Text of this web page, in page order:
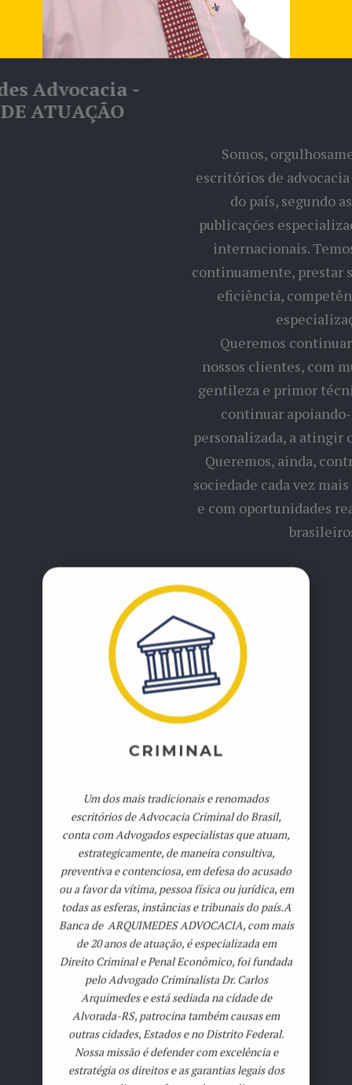
Arquimedes Advocacia -
ÁREAS DE ATUAÇÃO
Somos, orgulhosamente, um dos
escritórios de advocacia mais admirados
do país, segundo as principais
publicações especializadas, nacionais e
internacionais. Temos a missão de,
continuamente, prestar serviços com alta
eficiência, competência técnica e
Queremos continuar encantando os
nossos clientes, com muita dedicação,
gentileza e primor técnico e desejamos
continuar apoiando-os, de forma
personalizada, a atingir os seus objetivos.
Queremos, ainda, contribuir para uma
sociedade cada vez mais justa, igualitária
e com oportunidades reais para todos os
CRIMINAL
Um dos mais tradicionais e renomados
escritórios de Advocacia Criminal do Brasil,
conta com Advogados especialistas que atuam,
estrategicamente, de maneira consultiva,
preventiva e contenciosa, em defesa do acusado
ou a favor da vítima, pessoa física ou jurídica, em
todas as esferas, instâncias e tribunais do país.A
Banca de ARQUIMEDES ADVOCACIA, com mais
de 20 anos de atuação, é especializada em
Direito Criminal e Penal Econômico, foi fundada
pelo Advogado Criminalista Dr. Carlos
Arquimedes e está sediada na cidade de
Alvorada-RS, patrocina também causas em
outras cidades, Estados e no Distrito Federal.
Nossa missão é defender com excelência e
estratégia os direitos e as garantias legais dos